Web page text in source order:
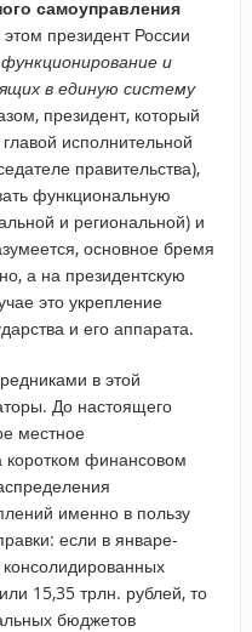
самоуправления
президент России
и
в единую систему
президент, который
исполнительной
правительства),
функциональную
и региональной) и
основное бремя
а на президентскую
это укрепление
и его аппарата.
в этой
До настоящего
местное
коротком финансовом
именно в пользу
если в январе-
консолидированных
15,35 трлн. рублей, то
бюджетов